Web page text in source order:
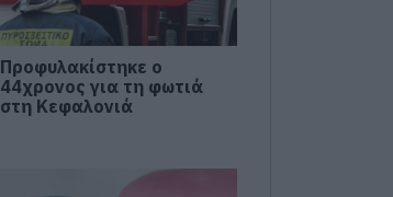
Προφυλακίστηκε ο
44χρονος για τη φωτιά
στη Κεφαλονιά